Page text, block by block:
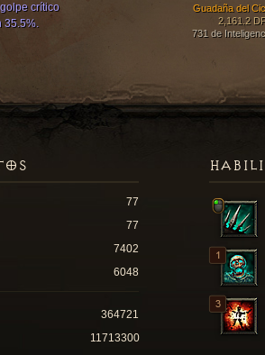
Guadaña del
2,161.2
731 de
crítico
35.5%.
77
77
7402
6048
364721
11713300